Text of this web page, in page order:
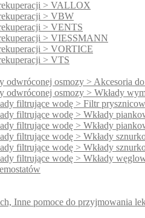
> VALLOX
> VBW
> VENTS
> VIESSMANN
> VORTICE
> VTS
odwróconej osmozy > Akcesoria
osmozy > Wkłady
filtrujące wodę > Filtr
filtrujące wodę > Wkłady
filtrujące wodę > Wkłady
filtrujące wodę > Wkłady
filtrujące wodę > Wkłady
filtrujące wodę > Wkłady
Inne pomoce do przyjmowania